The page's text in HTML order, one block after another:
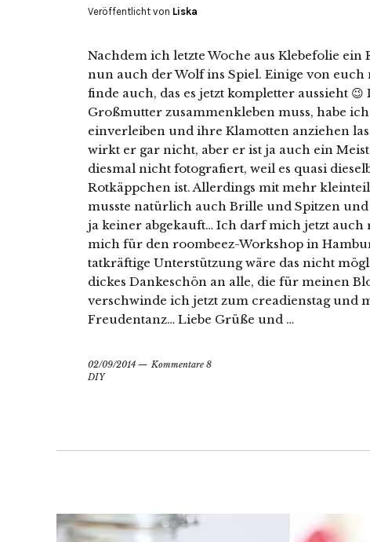
Veröffentlicht von Liska
Nachdem ich letzte Woche aus Klebefolie ein
nun auch der Wolf ins Spiel. Einige von
finde auch, das es jetzt kompletter aussieht
Großmutter zusammenkleben muss, habe
einverleiben und ihre Klamotten anziehen
wirkt er gar nicht, aber er ist ja auch ein
diesmal nicht fotografiert, weil es quasi
Rotkäppchen ist. Allerdings mit mehr
musste natürlich auch Brille und Spitzen und
ja keiner abgekauft… Ich darf mich jetzt
mich für den roombeez-Workshop in
tatkräftige Unterstützung wäre das nicht
dickes Dankeschön an alle, die für meinen
verschwinde ich jetzt zum creadienstag und
Freudentanz… Liebe Grüße und …
02/09/2014
Kommentare 8
DIY